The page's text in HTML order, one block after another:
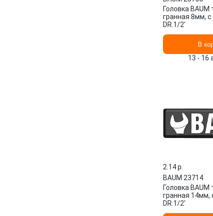
Головка
гранная 8мм,
DR.1/2'
В
13 - 16
2.14 p.
BAUM·23714
Головка
гранная 14мм,
DR.1/2'